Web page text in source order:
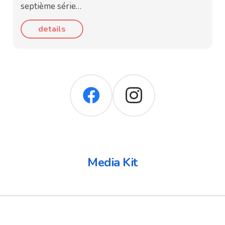
septième série…
details
Media Kit